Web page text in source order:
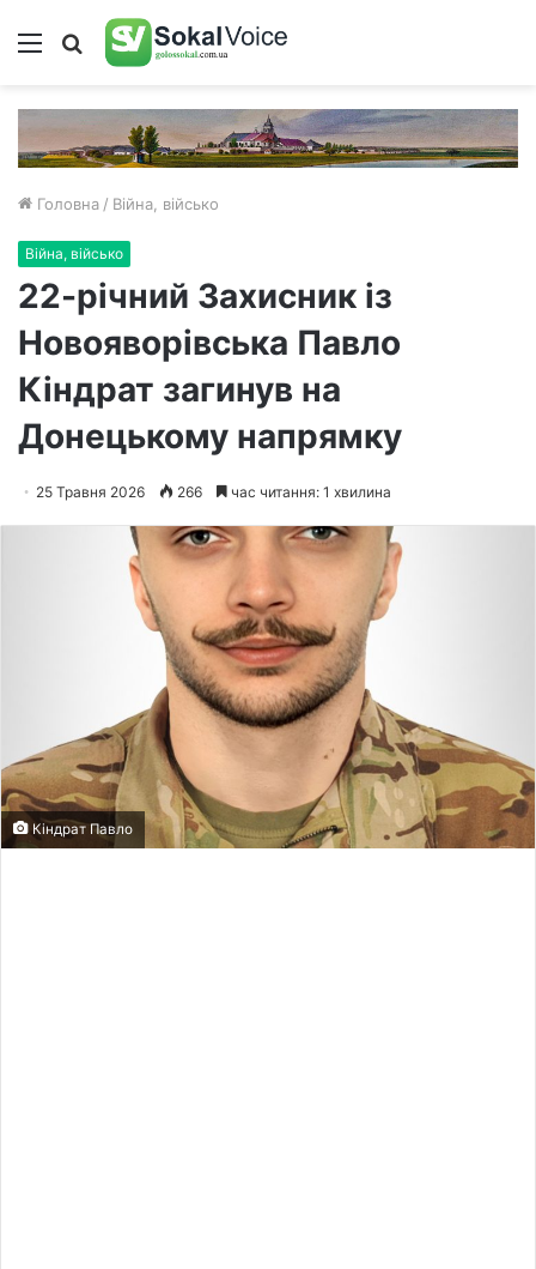
Меню Пошук
Головна / Війна, військо
Війна, військо
22-річний Захисник із
Новояворівська Павло
Кіндрат загинув на
Донецькому напрямку
25 Травня 2026 266 час читання: 1 хвилина
Кіндрат Павло